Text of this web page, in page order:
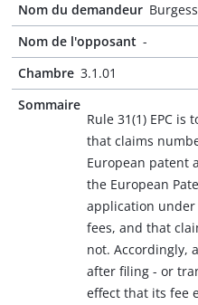
Nom du demandeur Burgess
Nom de l'opposant -
Chambre 3.1.01
Sommaire
Rule 31(1) EPC
that claims
European patent
the European
application under
fees, and that
not. Accordingly,
after filing - or
effect that its fee